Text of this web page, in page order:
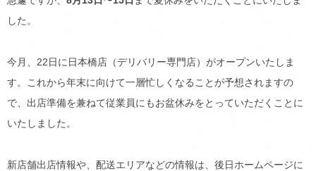
した。
今月、22日に日本橋店（デリバリー専門店）がオープンいたしま
す。これから年末に向けて一層忙しくなることが予想されますの
で、出店準備を兼ねて従業員にもお盆休みをとっていただくことに
いたしました。
新店舗出店情報や、配送エリアなどの情報は、後日ホームページに